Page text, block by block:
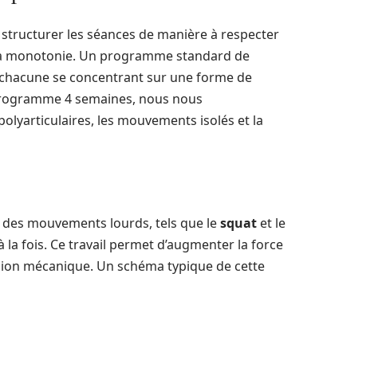
les séances de manière à respecter
Un programme standard de
se concentrant sur une forme de
4 semaines, nous nous
les mouvements isolés et la
mouvements lourds, tels que lesquat et le
fois. Ce travail permet d’augmenter la force
mécanique. Un schéma typique de cette